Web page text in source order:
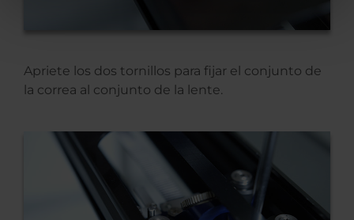
Apriete los dos tornillos para fijar el conjunto de
la correa al conjunto de la lente.